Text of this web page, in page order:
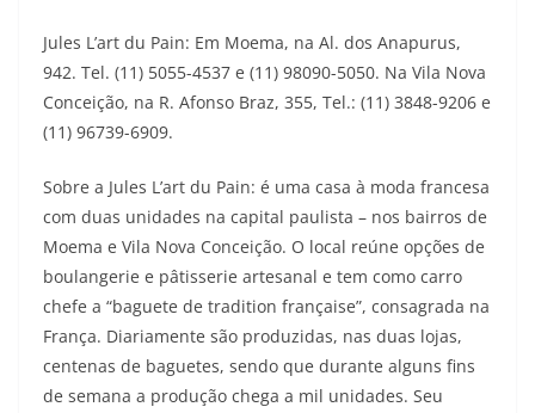
Jules L’art du Pain: Em Moema, na Al. dos Anapurus,
942. Tel. (11) 5055-4537 e (11) 98090-5050. Na Vila Nova
Conceição, na R. Afonso Braz, 355, Tel.: (11) 3848-9206 e
(11) 96739-6909.
Sobre a Jules L’art du Pain: é uma casa à moda francesa
com duas unidades na capital paulista – nos bairros de
Moema e Vila Nova Conceição. O local reúne opções de
boulangerie e pâtisserie artesanal e tem como carro
chefe a “baguete de tradition française”, consagrada na
França. Diariamente são produzidas, nas duas lojas,
centenas de baguetes, sendo que durante alguns fins
de semana a produção chega a mil unidades. Seu